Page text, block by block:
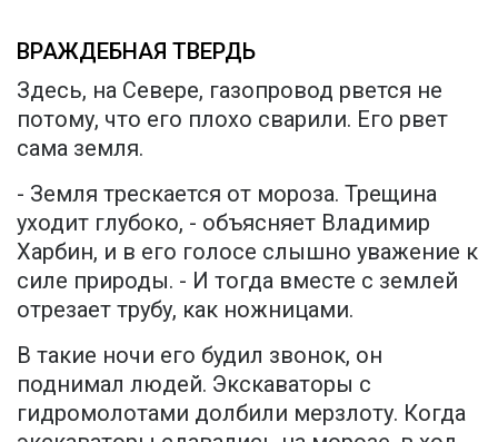
ВРАЖДЕБНАЯ ТВЕРДЬ
Здесь, на Севере, газопровод рвется не
потому, что его плохо сварили. Его рвет
сама земля.
- Земля трескается от мороза. Трещина
уходит глубоко, - объясняет Владимир
Харбин, и в его голосе слышно уважение к
силе природы. - И тогда вместе с землей
отрезает трубу, как ножницами.
В такие ночи его будил звонок, он
поднимал людей. Экскаваторы с
гидромолотами долбили мерзлоту. Когда